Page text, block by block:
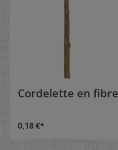
Cordelette en
0,18 €*